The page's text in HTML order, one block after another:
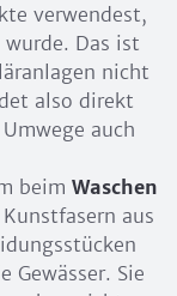
verwendest,
Das ist
nicht
also direkt
auch
beim Waschen
aus
Gewässer. Sie